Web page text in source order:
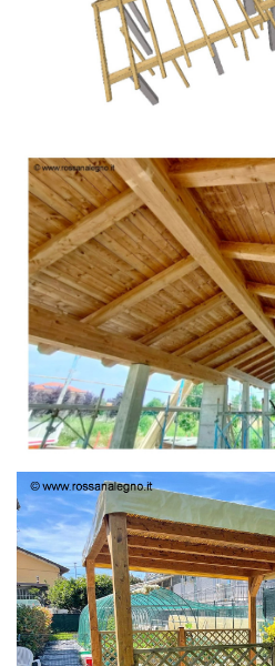
TETTO IN ABETE LAMELLARE